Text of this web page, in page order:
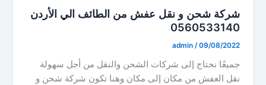
شركة شحن و نقل عفش من الطائف الي الأردن
0560533140
admin /09/08/2022
جميعًا نحتاج إلى شركات الشحن والنقل من أجل سهولة
نقل العفش من مكان إلى مكان وهنا تكون شركة شحن و